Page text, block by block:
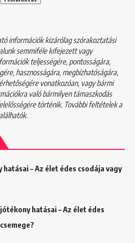
információk kizárólag szórakoztatási
semmiféle kifejezett vagy
teljességére, pontosságára,
hasznosságára, megbízhatóságára,
vonatkozóan, vagy bármi
való bármilyen támaszkodás
történik. További feltételek a
– Az élet édes csodája vagy
hatásai – Az élet édes